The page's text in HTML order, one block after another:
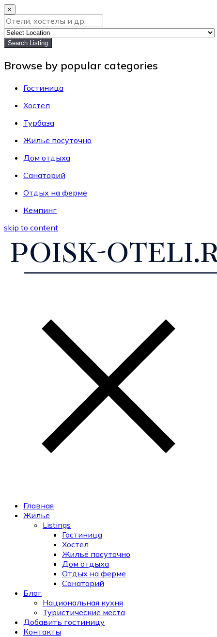
×
Search Listing
Browse by popular categories
Гостиница
Хостел
Турбаза
Жильё посуточно
Дом отдыха
Санаторий
Отдых на ферме
Кемпинг
skip to content
Главная
Жилье
Listings
Гостиница
Хостел
Жильё посуточно
Дом отдыха
Отдых на ферме
Санаторий
Блог
Национальная кухня
Туристические места
Добавить гостиницу
Контакты